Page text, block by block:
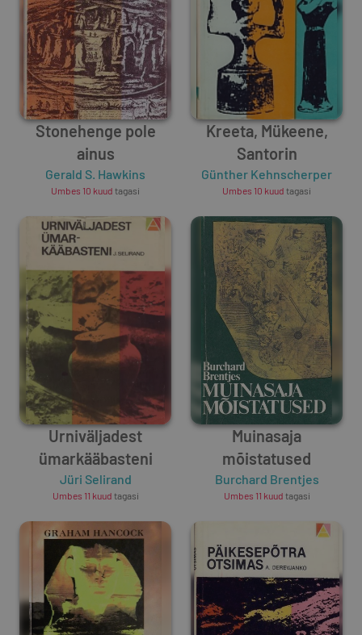
Stonehenge pole
ainus
Gerald S. Hawkins
Umbes 10 kuud tagasi
Kreeta, Mükeene,
Santorin
Günther Kehnscherper
Umbes 10 kuud tagasi
Urniväljadest
ümarkääbasteni
Jüri Selirand
Umbes 11 kuud tagasi
Muinasaja
mõistatused
Burchard Brentjes
Umbes 11 kuud tagasi